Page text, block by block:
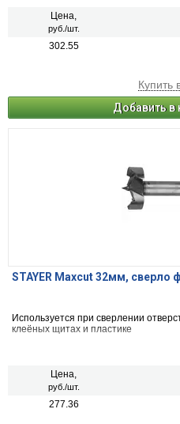
Цена,
руб./шт.
302.55
Купить
Добавить в
STAYER Maxcut 32мм, сверло
Используется при сверлении
клеёных щитах и пластике
Цена,
руб./шт.
277.36